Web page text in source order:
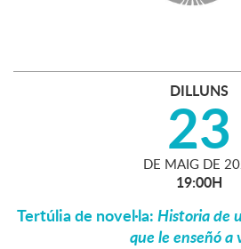
DILLUNS
23
DE MAIG DE
19:00H
Tertúlia de novel·la:Historia de
que le enseñó a